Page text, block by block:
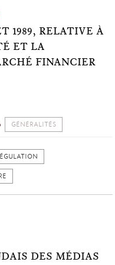
1989, RELATIVE À
ET LA
FINANCIER
GÉNÉRALITÉS
DES MÉDIAS